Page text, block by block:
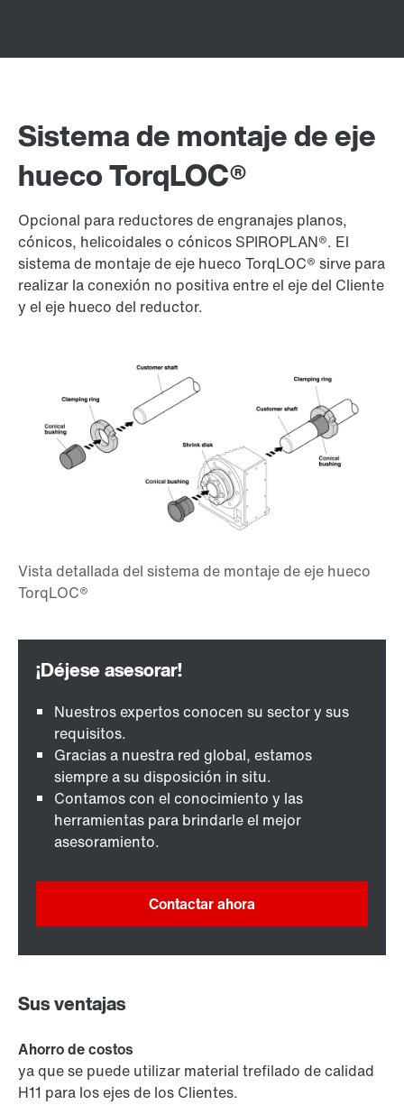
Sistema de montaje de eje
hueco TorqLOC®
Opcional para reductores de engranajes planos,
cónicos, helicoidales o cónicos SPIROPLAN®. El
sistema de montaje de eje hueco TorqLOC® sirve para
realizar la conexión no positiva entre el eje del Cliente
y el eje hueco del reductor.
Nuestros expertos conocen su sector y sus
requisitos.
Gracias a nuestra red global, estamos
siempre a su disposición in situ.
Contamos con el conocimiento y las
herramientas para brindarle el mejor
asesoramiento.
Contactar ahora
Sus ventajas
Ahorro de costos
ya que se puede utilizar material trefilado de calidad
H11 para los ejes de los Clientes.